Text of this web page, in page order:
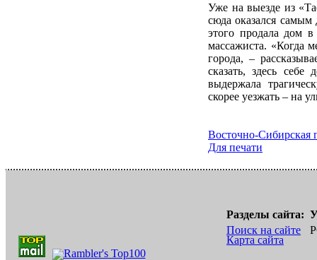
Уже на выезде из
сюда оказался
этого продала дом
массажиста. «Когда
города, –
сказать, здесь
выдержала
скорее уезжать – на
Восточно-Сибирская
Для печати
Разделы сайта:
Поиск на сайте
Карта сайта